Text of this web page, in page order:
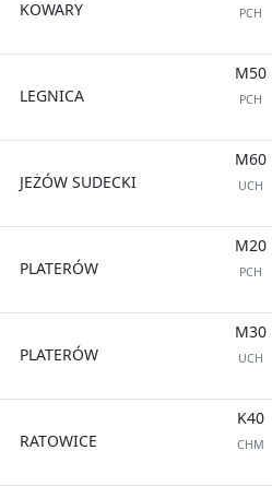
KOWARY PCH
LEGNICA
M50
PCH
JEŻÓW SUDECKI
M60
UCH
PLATERÓW
M20
PCH
PLATERÓW
M30
UCH
RATOWICE
K40
CHM